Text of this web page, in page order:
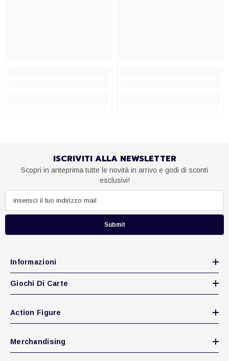
ISCRIVITI ALLA NEWSLETTER
Scopri in anteprima tutte le novità in arrivo e godi di sconti
esclusivi!
Submit
Informazioni
Giochi Di Carte
Action Figure
Merchandising